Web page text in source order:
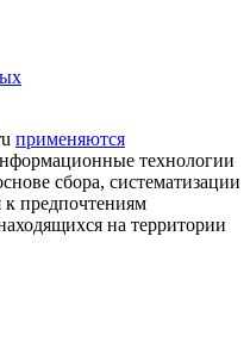
применяются
технологии
сбора, систематизации
к предпочтениям
на территории